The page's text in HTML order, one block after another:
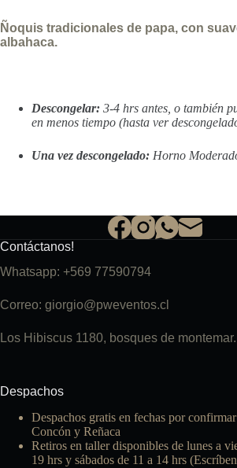
Ñoquis tradicionales de papa, con
albahaca.
Descongelar: 3-4 hrs antes, o también
en menos tiempo (hasta ver
Una vez descongelado: Horno
Contáctanos!
Whatsapp: +569 77590794
Correo: giorgio@pweventos.cl
Los Hibiscus 1180, bosques de montemar.
Despachos
Despachos gratis en fechas por
Concón y Reñaca
Retiros en taller disponibles de lunes a
19 hrs y sábados de 11 a 14 hrs